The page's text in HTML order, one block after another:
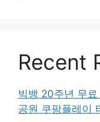
Recent
빅뱅 20주년 무
공원 쿠팡플레이